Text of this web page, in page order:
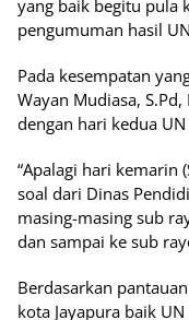
yang baik begitu pula
pengumuman hasil
Pada kesempatan
Wayan Mudiasa,
dengan hari kedua
“Apalagi hari kemarin
soal dari Dinas
masing-masing sub
dan sampai ke sub
Berdasarkan
kota Jayapura baik